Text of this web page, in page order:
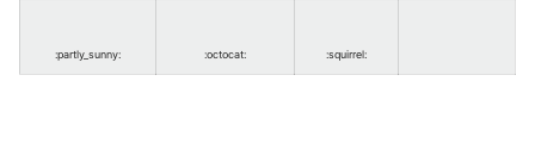
:partly_sunny: :octocat: :squirrel: